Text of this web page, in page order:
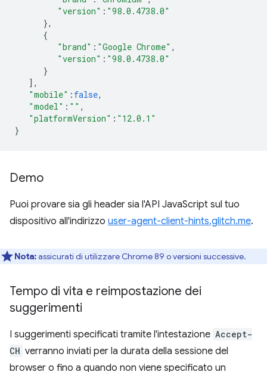
"version" : "98.0.4738.0"
},
{
"brand" : "Google Chrome" ,
"version" : "98.0.4738.0"
}
],
"mobile" : false,
"model" : "" ,
"platformVersion" : "12.0.1"
}
Demo
Puoi provare sia gli header sia l'API JavaScript sul tuo
dispositivo all'indirizzo user-agent-client-hints.glitch.me.
Nota:assicurati di utilizzare Chrome 89 o versioni successive.
Tempo di vita e reimpostazione dei
suggerimenti
I suggerimenti specificati tramite l'intestazione Accept-
CH verranno inviati per la durata della sessione del
browser o fino a quando non viene specificato un